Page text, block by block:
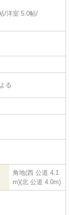
/洋室 5.0帖/
る
角地(西 公道 4.1
m)(北 公道 4.0m)